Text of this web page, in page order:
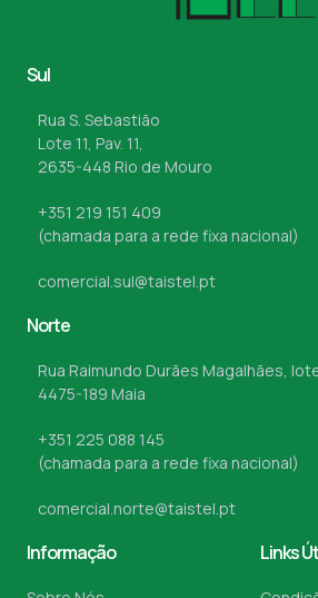
Sul
Rua S. Sebastião
Lote 11, Pav. 11,
2635-448 Rio de Mouro
+351 219 151 409
(chamada para a rede fixa nacional)
comercial.sul@taistel.pt
Norte
Rua Raimundo Durães Magalhães,
4475-189 Maia
+351 225 088 145
(chamada para a rede fixa nacional)
comercial.norte@taistel.pt
Informação Links